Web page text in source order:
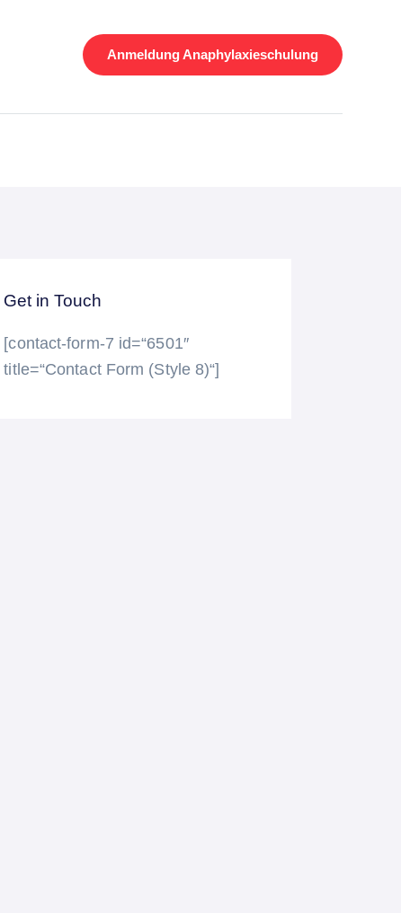
Anmeldung Anaphylaxieschulung
Get in Touch
[contact-form-7 id=“6501″
title=“Contact Form (Style 8)“]